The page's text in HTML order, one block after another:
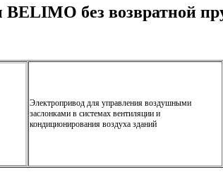
BELIMO без возвратной
Электропривод для управления воздушными
заслонками в системах вентиляции и
кондиционирования воздуха зданий